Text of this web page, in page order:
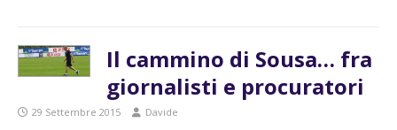
Il cammino di Sousa… fra
giornalisti e procuratori
29 Settembre 2015 Davide